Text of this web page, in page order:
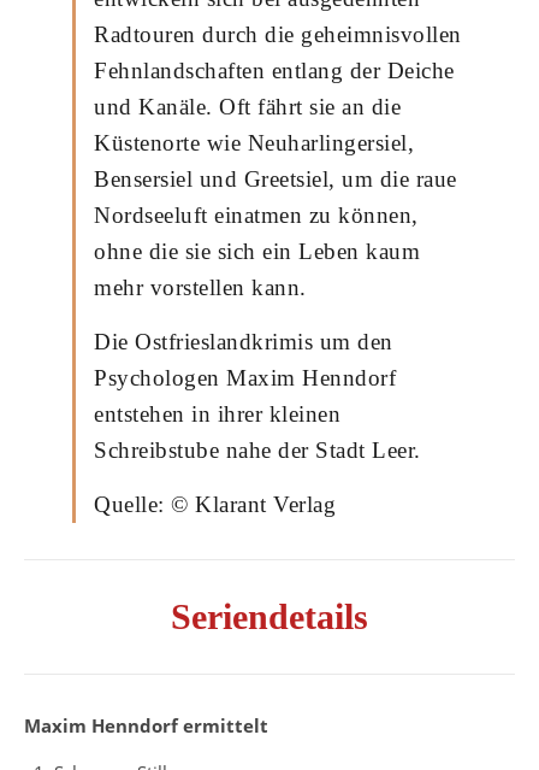
Radtouren durch die geheimnisvollen
Fehnlandschaften entlang der Deiche
und Kanäle. Oft fährt sie an die
Küstenorte wie Neuharlingersiel,
Bensersiel und Greetsiel, um die raue
Nordseeluft einatmen zu können,
ohne die sie sich ein Leben kaum
mehr vorstellen kann.
Die Ostfrieslandkrimis um den
Psychologen Maxim Henndorf
entstehen in ihrer kleinen
Schreibstube nahe der Stadt Leer.
Quelle: © Klarant Verlag
Seriendetails
Maxim Henndorf ermittelt